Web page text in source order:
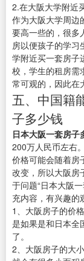
2.在大阪大学附近
作为大阪大学周边
要高一些的，很多
房以便孩子的学习
学附近买一套房子
校，学生的租房需
常可观的，因此在
五、中国籍
子多少钱
日本大阪一套房子
200万人民币左右
价格可能会随着房
改变，所以大阪房
于问题“日本大阪
充内容，有兴趣的
1、大阪房子的价
是如果是和日本全
了。
2、大阪房子的大